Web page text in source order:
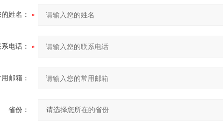
姓名：
电话：
邮箱：
省份：